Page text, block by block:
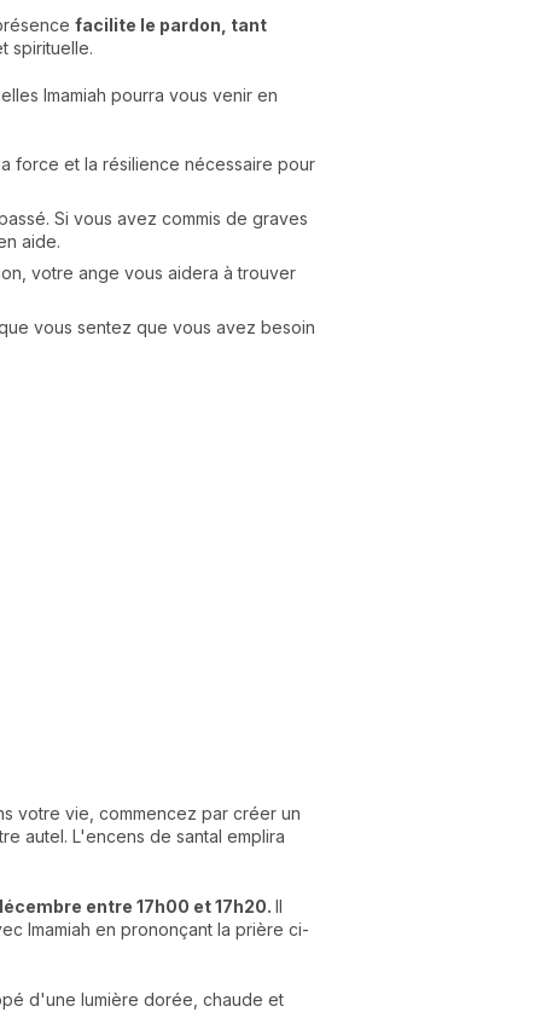
facilite le pardon, tant
spirituelle.
Imamiah pourra vous venir en
force et la résilience nécessaire pour
Si vous avez commis de graves
aide.
votre ange vous aidera à trouver
vous sentez que vous avez besoin
votre vie, commencez par créer un
autel. L'encens de santal emplira
entre 17h00 et 17h20. Il
Imamiah en prononçant la prière ci-
d'une lumière dorée, chaude et